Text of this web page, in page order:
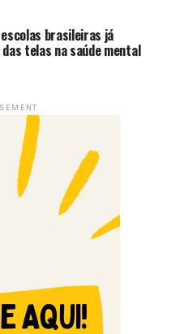
brasileiras já
telas na saúde mental